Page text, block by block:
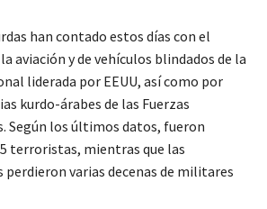
han contado estos días con el
aviación y de vehículos blindados de la
liderada por EEUU, así como por
kurdo-árabes de las Fuerzas
Según los últimos datos, fueron
terroristas, mientras que las
perdieron varias decenas de militares